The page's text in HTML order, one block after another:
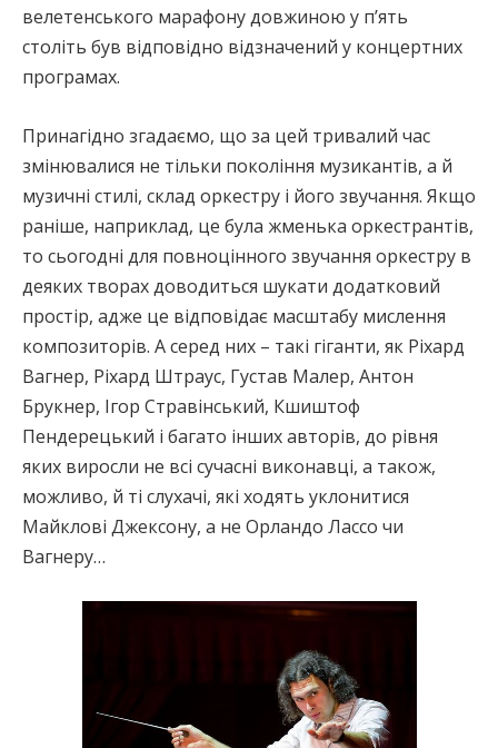
велетенського марафону довжиною у п’ять
століть був відповідно відзначений у концертних
програмах.
Принагідно згадаємо, що за цей тривалий час
змінювалися не тільки покоління музикантів, а й
музичні стилі, склад оркестру і його звучання. Якщо
раніше, наприклад, це була жменька оркестрантів,
то сьогодні для повноцінного звучання оркестру в
деяких творах доводиться шукати додатковий
простір, адже це відповідає масштабу мислення
композиторів. А серед них – такі гіганти, як Ріхард
Вагнер, Ріхард Штраус, Густав Малер, Антон
Брукнер, Ігор Стравінський, Кшиштоф
Пендерецький і багато інших авторів, до рівня
яких виросли не всі сучасні виконавці, а також,
можливо, й ті слухачі, які ходять уклонитися
Майклові Джексону, а не Орландо Лассо чи
Вагнеру…